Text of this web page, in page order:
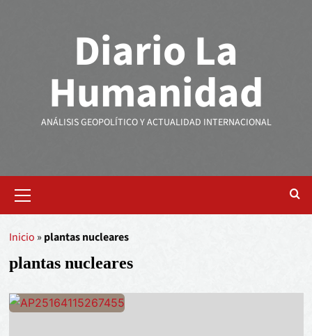
Diario La
Humanidad
ANÁLISIS GEOPOLÍTICO Y ACTUALIDAD INTERNACIONAL
Inicio » plantas nucleares
plantas nucleares